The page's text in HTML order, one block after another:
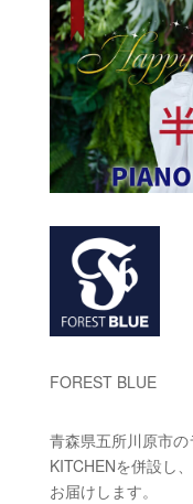
FOREST BLUE
青森県五所川原市
KITCHENを併設し
お届けします。